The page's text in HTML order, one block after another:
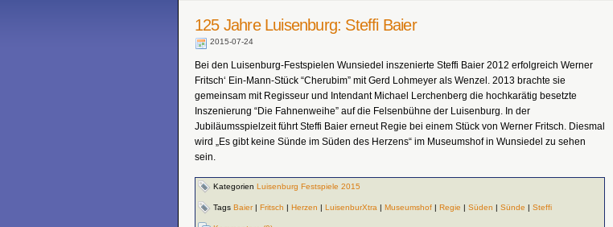
125 Jahre Luisenburg: Steffi Baier
2015-07-24
Bei den Luisenburg-Festspielen Wunsiedel inszenierte Steffi Baier 2012 erfolgreich Werner
Fritsch‘ Ein-Mann-Stück “Cherubim” mit Gerd Lohmeyer als Wenzel. 2013 brachte sie
gemeinsam mit Regisseur und Intendant Michael Lerchenberg die hochkarätig besetzte
Inszenierung “Die Fahnenweihe” auf die Felsenbühne der Luisenburg. In der
Jubiläumsspielzeit führt Steffi Baier erneut Regie bei einem Stück von Werner Fritsch. Diesmal
wird „Es gibt keine Sünde im Süden des Herzens“ im Museumshof in Wunsiedel zu sehen
sein.
Kategorien Luisenburg Festspiele 2015
Tags Baier| Fritsch | Herzen | LuisenburXtra | Museumshof | Regie | Süden | Sünde | Steffi